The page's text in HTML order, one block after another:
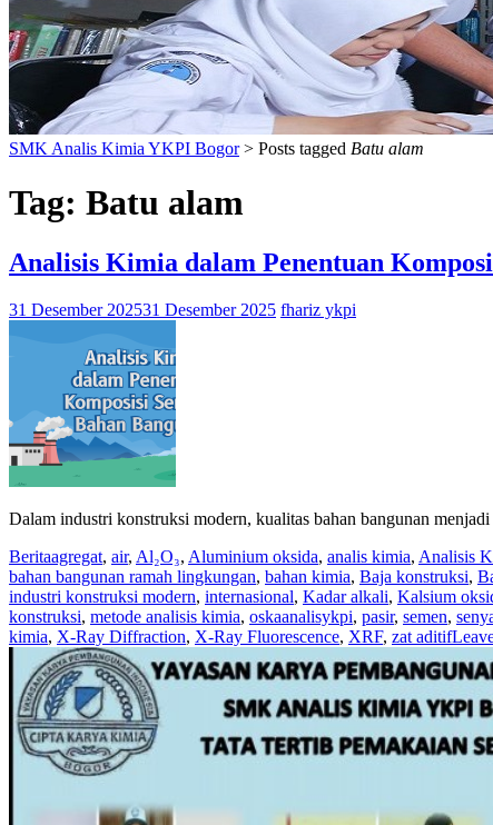
SMK Analis Kimia YKPI Bogor> Posts tagged Batu alam
Tag: Batu alam
Analisis Kimia dalam Penentuan
31 Desember 202531 Desember 2025 fhariz ykpi
Dalam industri konstruksi modern, kualitas bahan bangunan
Beritaagregat, air, Al₂O₃, Aluminium oksida, analis kimia, Analisis
bahan bangunan ramah lingkungan, bahan kimia, Baja konstruksi,
industri konstruksi modern, internasional, Kadar alkali, Kalsium
konstruksi, metode analisis kimia, oskaanalisykpi, pasir, semen,
kimia, X-Ray Diffraction, X-Ray Fluorescence, XRF, zat aditif